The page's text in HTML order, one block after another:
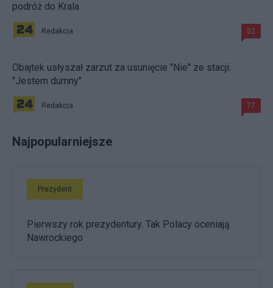
podróż do Krala
Redakcja 52
Obajtek usłyszał zarzut za usunięcie "Nie" ze stacji.
"Jestem dumny"
Redakcja 77
Najpopularniejsze
Prezydent
Pierwszy rok prezydentury. Tak Polacy oceniają
Nawrockiego